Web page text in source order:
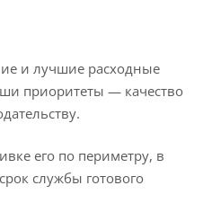
и лучшие расходные
приоритеты — качество
его по периметру, в
службы готового